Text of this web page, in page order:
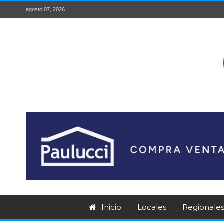
agosto 07, 2026
Inicio Locales Regionales